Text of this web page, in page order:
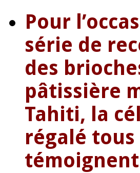
Pour
série de
des
pâtissière
Tahiti, la
régalé